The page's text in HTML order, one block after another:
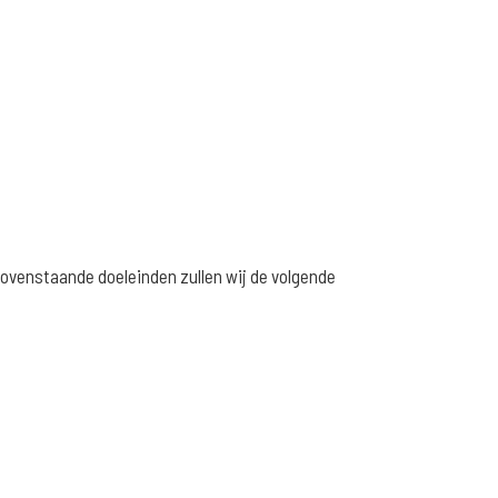
doeleinden zullen wij de volgende